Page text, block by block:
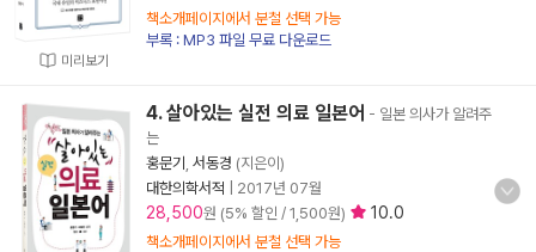
미리보기
책소개페이지에서 분철 선택 가능
부록 : MP3 파일 무료 다운로드
4. 살아있는 실전 의료 일본어 - 일본 의사가 알려주
는
홍문기
서동경 (지은이)
대한의학서적
2017년 07월
28,500원 (5% 할인 / 1,500원) 10.0
책소개페이지에서 분철 선택 가능